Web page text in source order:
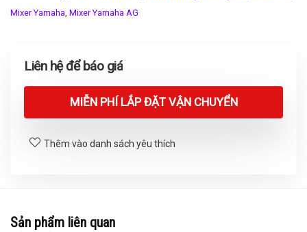
Mixer Yamaha, Mixer Yamaha AG
Liên hệ để báo giá
MIỄN PHÍ LẮP ĐẶT VẬN CHUYỂN
Thêm vào danh sách yêu thích
Sản phẩm liên quan